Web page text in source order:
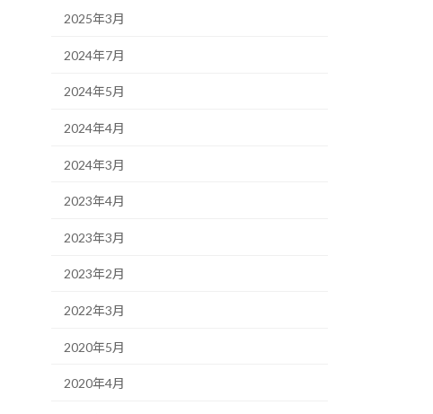
2025年3月
2024年7月
2024年5月
2024年4月
2024年3月
2023年4月
2023年3月
2023年2月
2022年3月
2020年5月
2020年4月